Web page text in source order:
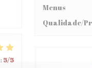
:5/5
Menus
Qualidade/